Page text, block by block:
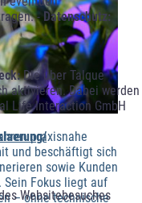
-Datenschutz:
Die über Talque
aktivieren. Dabei werden
Life Interaction GmbH
Websitebesuches
praxisnahe
und beschäftigt sich
sowie Kunden
Fokus liegt auf
– ohne technische